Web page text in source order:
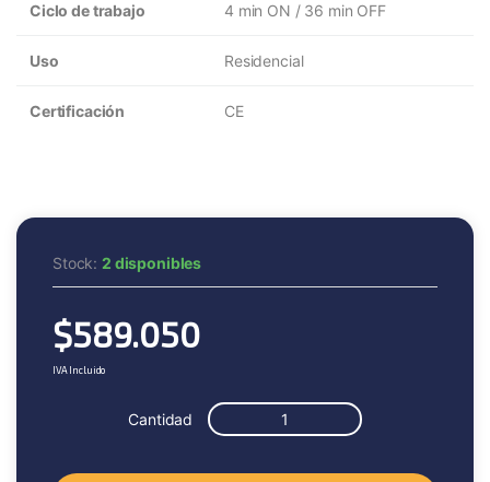
Ciclo de trabajo 4 min ON / 36 min OFF
Uso Residencial
Certificación CE
Stock:2 disponibles
$589.050
IVA Incluido
Cantidad